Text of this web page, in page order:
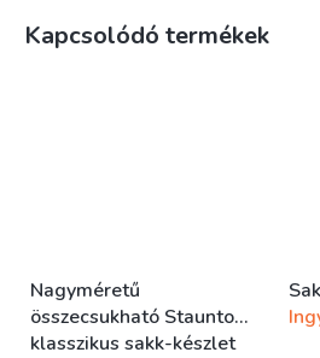
Kapcsolódó termékek
Nagyméretű
összecsukható Staunton
klasszikus sakk-készlet